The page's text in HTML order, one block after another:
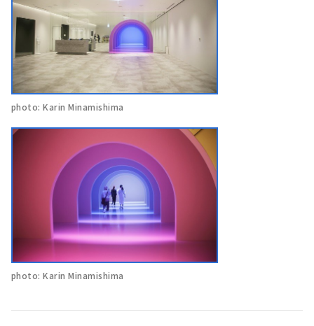
photo: Karin Minamishima
photo: Karin Minamishima